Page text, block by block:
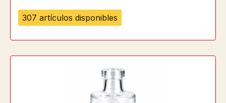
307 artículos disponibles